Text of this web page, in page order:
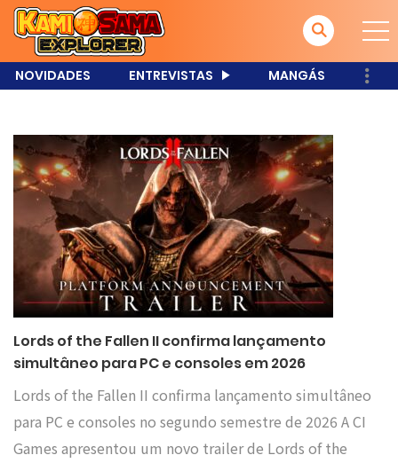
NOVIDADES ENTREVISTAS MANGÁS
Lords of the Fallen II confirma lançamento
simultâneo para PC e consoles em 2026
Lords of the Fallen II confirma lançamento simultâneo
para PC e consoles no segundo semestre de 2026 A CI
Games apresentou um novo trailer de Lords of the